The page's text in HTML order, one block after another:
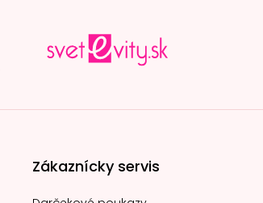
Zákaznícky servis